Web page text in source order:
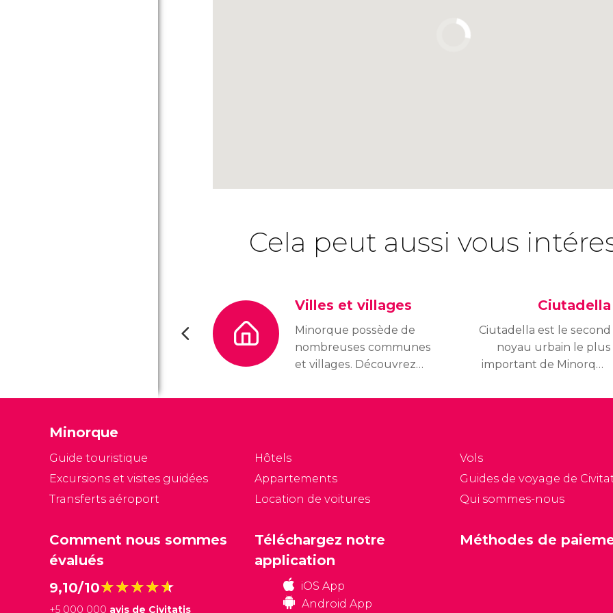
Cela peut aussi vous
Villes et villages
Minorque possède de
nombreuses communes
et villages. Découvrez
charmants de Minorque
de vue touristique
: Ciutadella,
Ciutadella
Ciutadella est le second
noyau urbain le plus
important de Minorque
habitants. Les balades
Minorque
Guide touristique
Excursions et visites guidées
Transferts aéroport
Hôtels
Appartements
Location de voitures
Vols
Guides de voyage de
Qui sommes-nous
Comment nous sommes
évalués
9,10/10★★★★★
★★★★★
+5 000 000 avis de Civitatis
Téléchargez notre
application
iOS App
Android App
Méthodes de